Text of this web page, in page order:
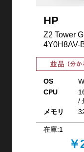
HP
Z2 Tower
4Y0H8AV-
OS
CPU
/
メモリ
在庫:1